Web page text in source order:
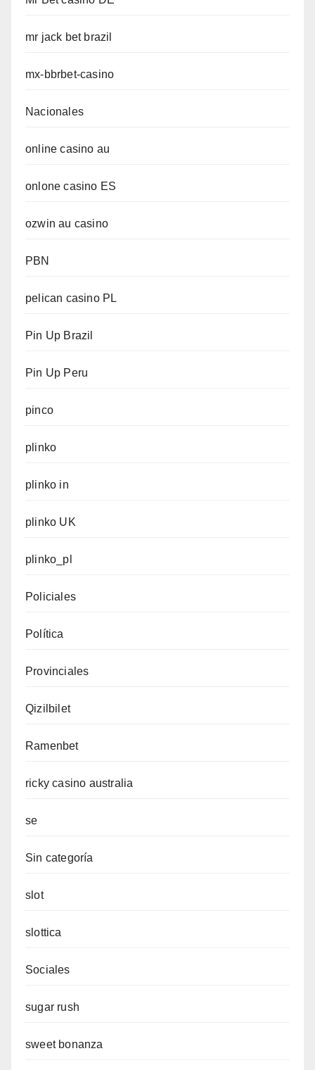
mr jack bet brazil
mx-bbrbet-casino
Nacionales
online casino au
onlone casino ES
ozwin au casino
PBN
pelican casino PL
Pin Up Brazil
Pin Up Peru
pinco
plinko
plinko in
plinko UK
plinko_pl
Policiales
Política
Provinciales
Qizilbilet
Ramenbet
ricky casino australia
se
Sin categoría
slot
slottica
Sociales
sugar rush
sweet bonanza